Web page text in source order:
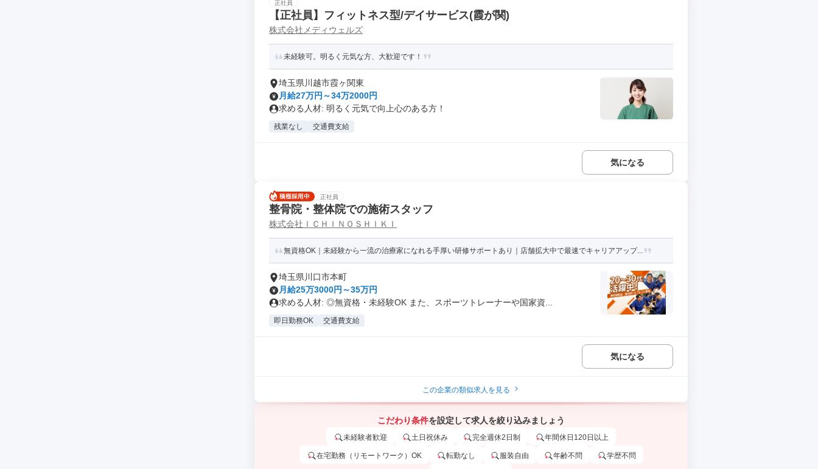
正社員
【正社員】フィットネス型/デイサービス(霞が関)
株式会社メディウェルズ
未経験可。明るく元気な方、大歓迎です！
埼玉県川越市霞ヶ関東
月給27万円～34万2000円
求める人材: 明るく元気で向上心のある方！
残業なし 交通費支給
気になる
正社員
整骨院・整体院での施術スタッフ
株式会社ＩＣＨＩＮＯＳＨＩＫＩ
無資格OK｜未経験から一流の治療家になれる手厚い研修サポートあり｜店舗拡大中で最速でキャリアアップ...
埼玉県川口市本町
月給25万3000円～35万円
求める人材: ◎無資格・未経験OK また、スポーツトレーナーや国家資...
即日勤務OK 交通費支給
気になる
この企業の類似求人を見る
こだわり条件を設定して求人を絞り込みましょう
未経験者歓迎 土日祝休み 完全週休2日制 年間休日120日以上
在宅勤務（リモートワーク）OK 転勤なし 服装自由 年齢不問 学歴不問